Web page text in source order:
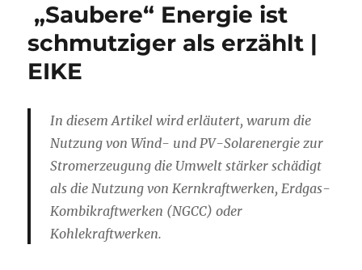
„Saubere“ Energie ist
schmutziger als erzählt |
EIKE
In diesem Artikel wird erläutert, warum die
Nutzung von Wind- und PV-Solarenergie zur
Stromerzeugung die Umwelt stärker schädigt
als die Nutzung von Kernkraftwerken, Erdgas-
Kombikraftwerken (NGCC) oder
Kohlekraftwerken.